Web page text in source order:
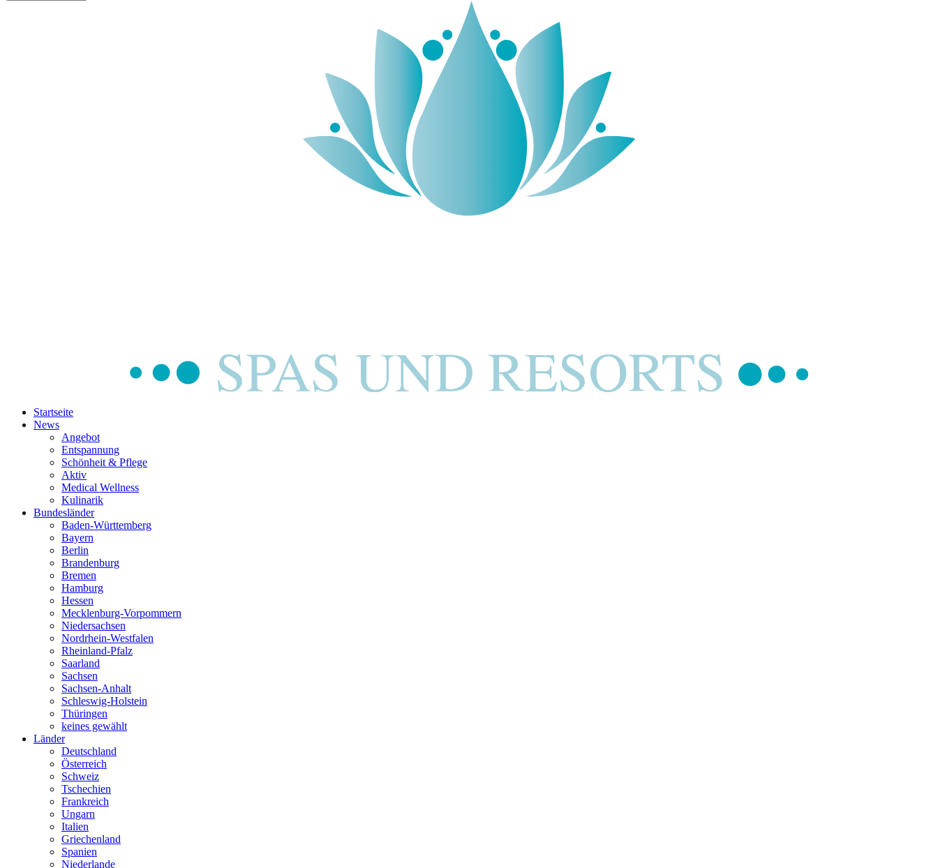
Startseite
News
Angebot
Entspannung
Schönheit & Pflege
Aktiv
Medical Wellness
Kulinarik
Bundesländer
Baden-Württemberg
Bayern
Berlin
Brandenburg
Bremen
Hamburg
Hessen
Mecklenburg-Vorpommern
Niedersachsen
Nordrhein-Westfalen
Rheinland-Pfalz
Saarland
Sachsen
Sachsen-Anhalt
Schleswig-Holstein
Thüringen
keines gewählt
Länder
Deutschland
Österreich
Schweiz
Tschechien
Frankreich
Ungarn
Italien
Griechenland
Spanien
Niederlande